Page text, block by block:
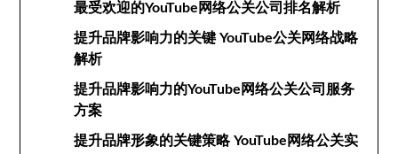
最受欢迎的YouTube网络公关公司排名解析
提升品牌影响力的关键 YouTube公关网络战略
解析
提升品牌影响力的YouTube网络公关公司服务
方案
提升品牌形象的关键策略 YouTube网络公关实